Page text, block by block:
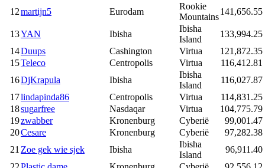
12martijn5 Eurodam
Rookie
Mountains
141,656.55
13YAN Ibisha
Ibisha
Island
133,994.25
14Duups Cashington Virtua
121,872.35
15Teleco Centropolis Virtua
116,412.81
16DjKrapula Ibisha
Ibisha
Island
116,027.87
17lindapinda86 Centropolis Virtua
114,831.25
18sugarfree Nasdaqar Virtua
104,775.79
19zwabber Kronenburg Cyberië
99,001.47
20Cesare Kronenburg Cyberië
97,282.38
21 Zoe gek wie sjek Ibisha
Ibisha
Island
96,911.40